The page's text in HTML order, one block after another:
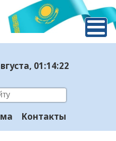
, 01:14:23
Контакты